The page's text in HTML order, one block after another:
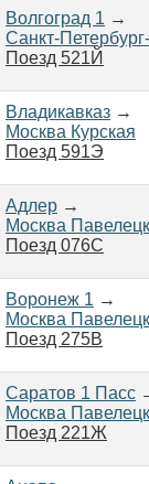
Волгоград 1 →
Санкт-
Поезд 521Й
Владикавказ →
Москва Курская
Поезд 591Э
Адлер →
Москва
Поезд 076С
Воронеж 1 →
Москва
Поезд 275В
Саратов 1 Пасс
Москва
Поезд 221Ж